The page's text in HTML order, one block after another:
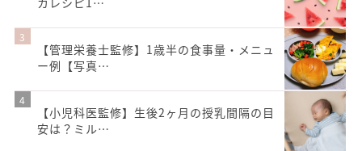
【管理栄養士監修】1歳半の食事量・メニュ
ー例【写真…
【小児科医監修】生後2ヶ月の授乳間隔の目
安は？ミル…